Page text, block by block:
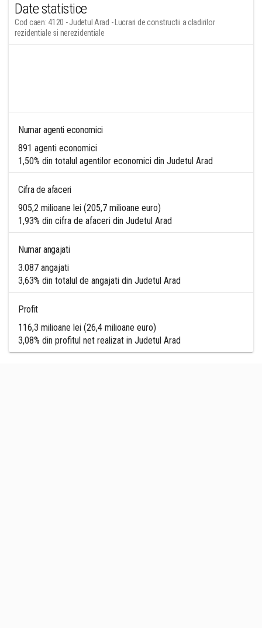
Date statistice
Cod caen: 4120 - Judetul Arad - Lucrari de constructii a cladirilor
rezidentiale si nerezidentiale
Numar agenti economici
891 agenti economici
1,50% din totalul agentilor economici din Judetul Arad
Cifra de afaceri
905,2 milioane lei (205,7 milioane euro)
1,93% din cifra de afaceri din Judetul Arad
Numar angajati
3.087 angajati
3,63% din totalul de angajati din Judetul Arad
Profit
116,3 milioane lei (26,4 milioane euro)
3,08% din profitul net realizat in Judetul Arad